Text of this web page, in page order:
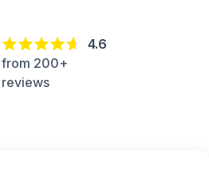
4.6
from 200+
reviews